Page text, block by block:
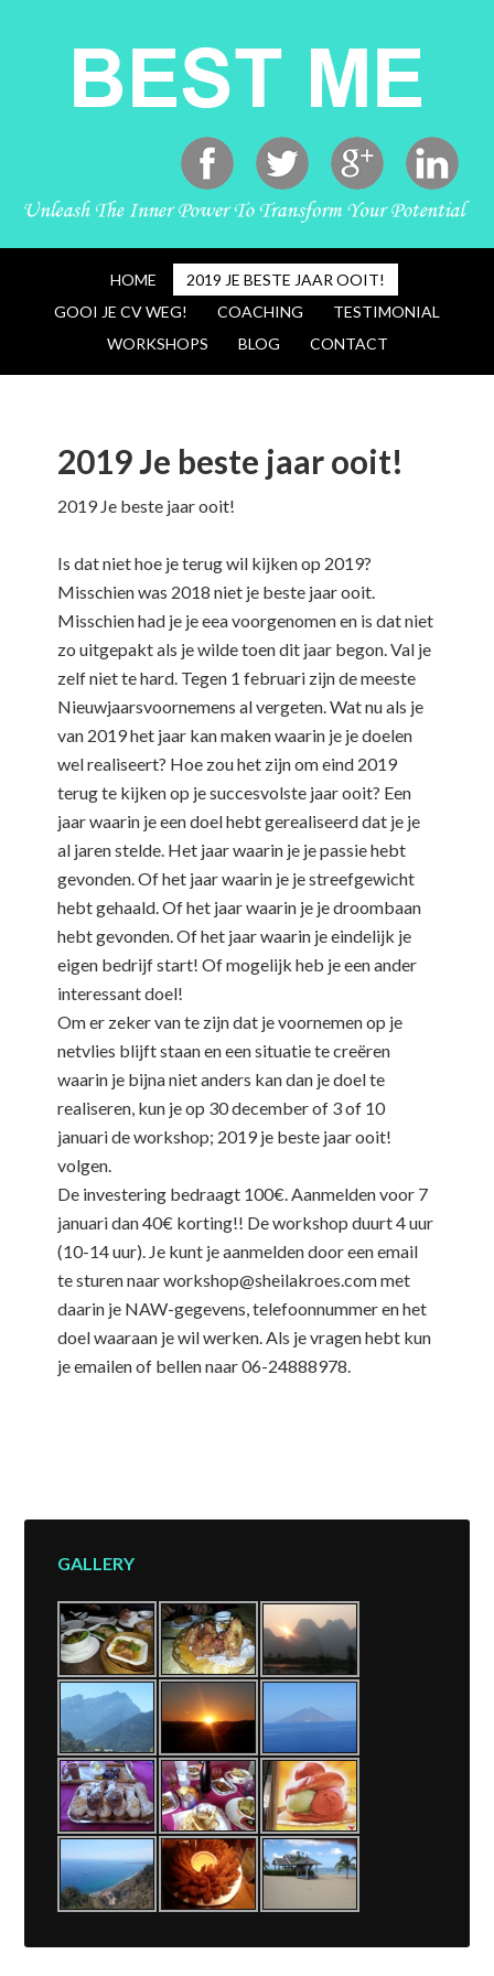
HOME
2019 JE BESTE JAAR OOIT!
GOOI JE CV WEG!
COACHING
TESTIMONIAL
WORKSHOPS
BLOG CONTACT
2019 Je beste jaar ooit!
2019 Je beste jaar ooit!
Is dat niet hoe je terug wil kijken op 2019?
Misschien was 2018 niet je beste jaar ooit.
Misschien had je je eea voorgenomen en is dat niet
zo uitgepakt als je wilde toen dit jaar begon. Val je
zelf niet te hard. Tegen 1 februari zijn de meeste
Nieuwjaarsvoornemens al vergeten. Wat nu als je
van 2019 het jaar kan maken waarin je je doelen
wel realiseert? Hoe zou het zijn om eind 2019
terug te kijken op je succesvolste jaar ooit? Een
jaar waarin je een doel hebt gerealiseerd dat je je
al jaren stelde. Het jaar waarin je je passie hebt
gevonden. Of het jaar waarin je je streefgewicht
hebt gehaald. Of het jaar waarin je je droombaan
hebt gevonden. Of het jaar waarin je eindelijk je
eigen bedrijf start! Of mogelijk heb je een ander
interessant doel!
Om er zeker van te zijn dat je voornemen op je
netvlies blijft staan en een situatie te creëren
waarin je bijna niet anders kan dan je doel te
realiseren, kun je op 30 december of 3 of 10
januari de workshop; 2019 je beste jaar ooit!
volgen.
De investering bedraagt 100€. Aanmelden voor 7
januari dan 40€ korting!! De workshop duurt 4 uur
(10-14 uur). Je kunt je aanmelden door een email
te sturen naar workshop@sheilakroes.com met
daarin je NAW-gegevens, telefoonnummer en het
doel waaraan je wil werken. Als je vragen hebt kun
je emailen of bellen naar 06-24888978.
GALLERY